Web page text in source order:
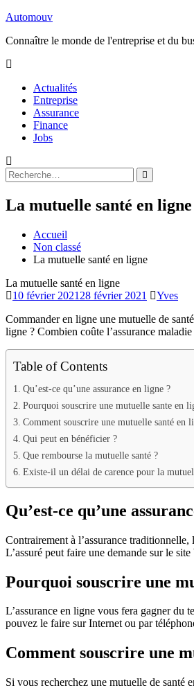
Aller
contenu
Automouv
Connaître le monde de l'entreprise et du
Actualités
Entreprise
Assurance
Finance
Jobs
Rechercher
:
Rechercher
La mutuelle santé en ligne
Accueil
Non classé
La mutuelle santé en ligne
La mutuelle santé en ligne
10 février 2021 28 février 2021
Yves
Commander en ligne une mutuelle de
ligne ? Combien coûte l’assurance maladie
Table of Contents
Qu’est-ce qu’une assurance en ligne ?
Pourquoi souscrire une mutuelle sante en
Comment souscrire une mutuelle santé en
Qui peut en bénéficier ?
Que rembourse la mutuelle santé ?
Existe-il un délai de carence pour la
Qu’est-ce qu’une
Contrairement à l’assurance
L’assuré peut faire une demande sur le
Pourquoi souscrire une
L’assurance en ligne vous fera gagner du
pouvez le faire sur Internet ou par
Comment souscrire une
Si vous recherchez une mutuelle de santé